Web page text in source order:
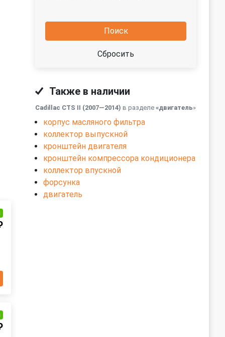
Поиск
Сбросить
Также в наличии
Cadillac CTS II (2007—2014) в разделе «двигатель»
корпус масляного фильтра
коллектор выпускной
кронштейн двигателя
кронштейн компрессора кондиционера
коллектор впускной
форсунка
двигатель